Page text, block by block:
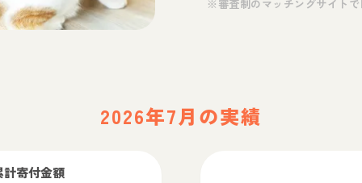
※審査制のマッチングサイト
2026年7月の実績
計寄付金額